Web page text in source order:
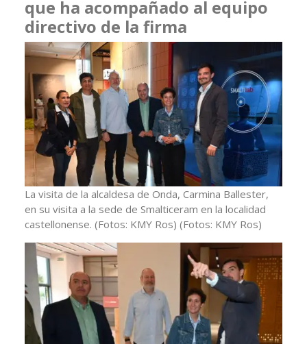
que ha acompañado al equipo
directivo de la firma
La visita de la alcaldesa de Onda, Carmina Ballester,
en su visita a la sede de Smalticeram en la localidad
castellonense. (Fotos: KMY Ros) (Fotos: KMY Ros)